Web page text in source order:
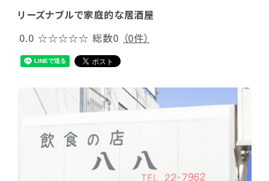
リーズナブルで家庭的な居酒屋
0.0 ☆☆☆☆☆ 総数0 （0件）